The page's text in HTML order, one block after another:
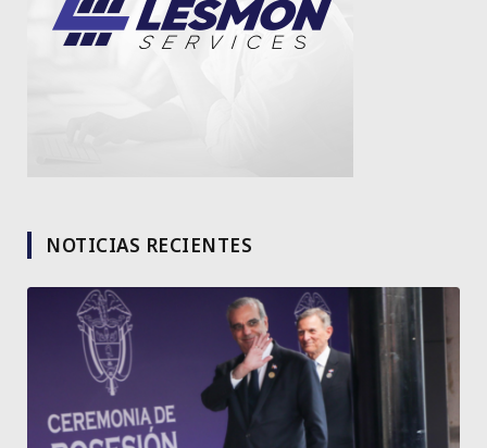
NOTICIAS RECIENTES